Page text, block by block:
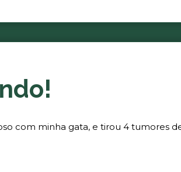
com minha gata, e tirou 4 tumores